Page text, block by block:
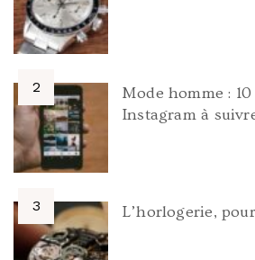
Mode homme :
Instagram à
L’horlogerie,